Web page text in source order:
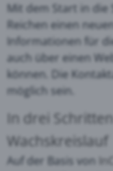
Mit dem Start in die
Reichen einen
Informationen für
auch über einen
können. Die
möglich sein.
In drei
Wachskreislauf
Auf der Basis von